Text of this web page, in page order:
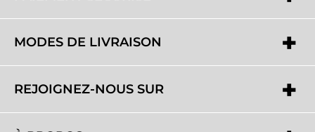
MODES DE LIVRAISON
REJOIGNEZ-NOUS SUR